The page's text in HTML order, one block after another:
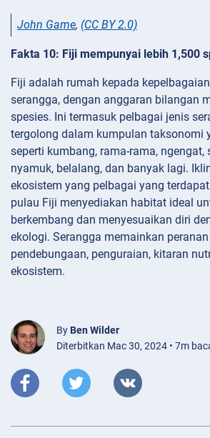
John Game, (CC BY 2.0)
Fakta 10: Fiji mempunyai lebih 1,500
Fiji adalah rumah kepada
serangga, dengan anggaran bilangan
spesies. Ini termasuk pelbagai jenis
tergolong dalam kumpulan taksonomi
seperti kumbang, rama-rama, ngengat,
nyamuk, belalang, dan banyak lagi.
ekosistem yang pelbagai yang
pulau Fiji menyediakan habitat ideal
berkembang dan menyesuaikan diri
ekologi. Serangga memainkan
pendebungaan, penguraian, kitaran
ekosistem.
By Ben Wilder
Diterbitkan Mac 30, 2024 • 7m